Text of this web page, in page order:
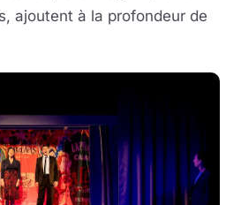
ajoutent à la profondeur de